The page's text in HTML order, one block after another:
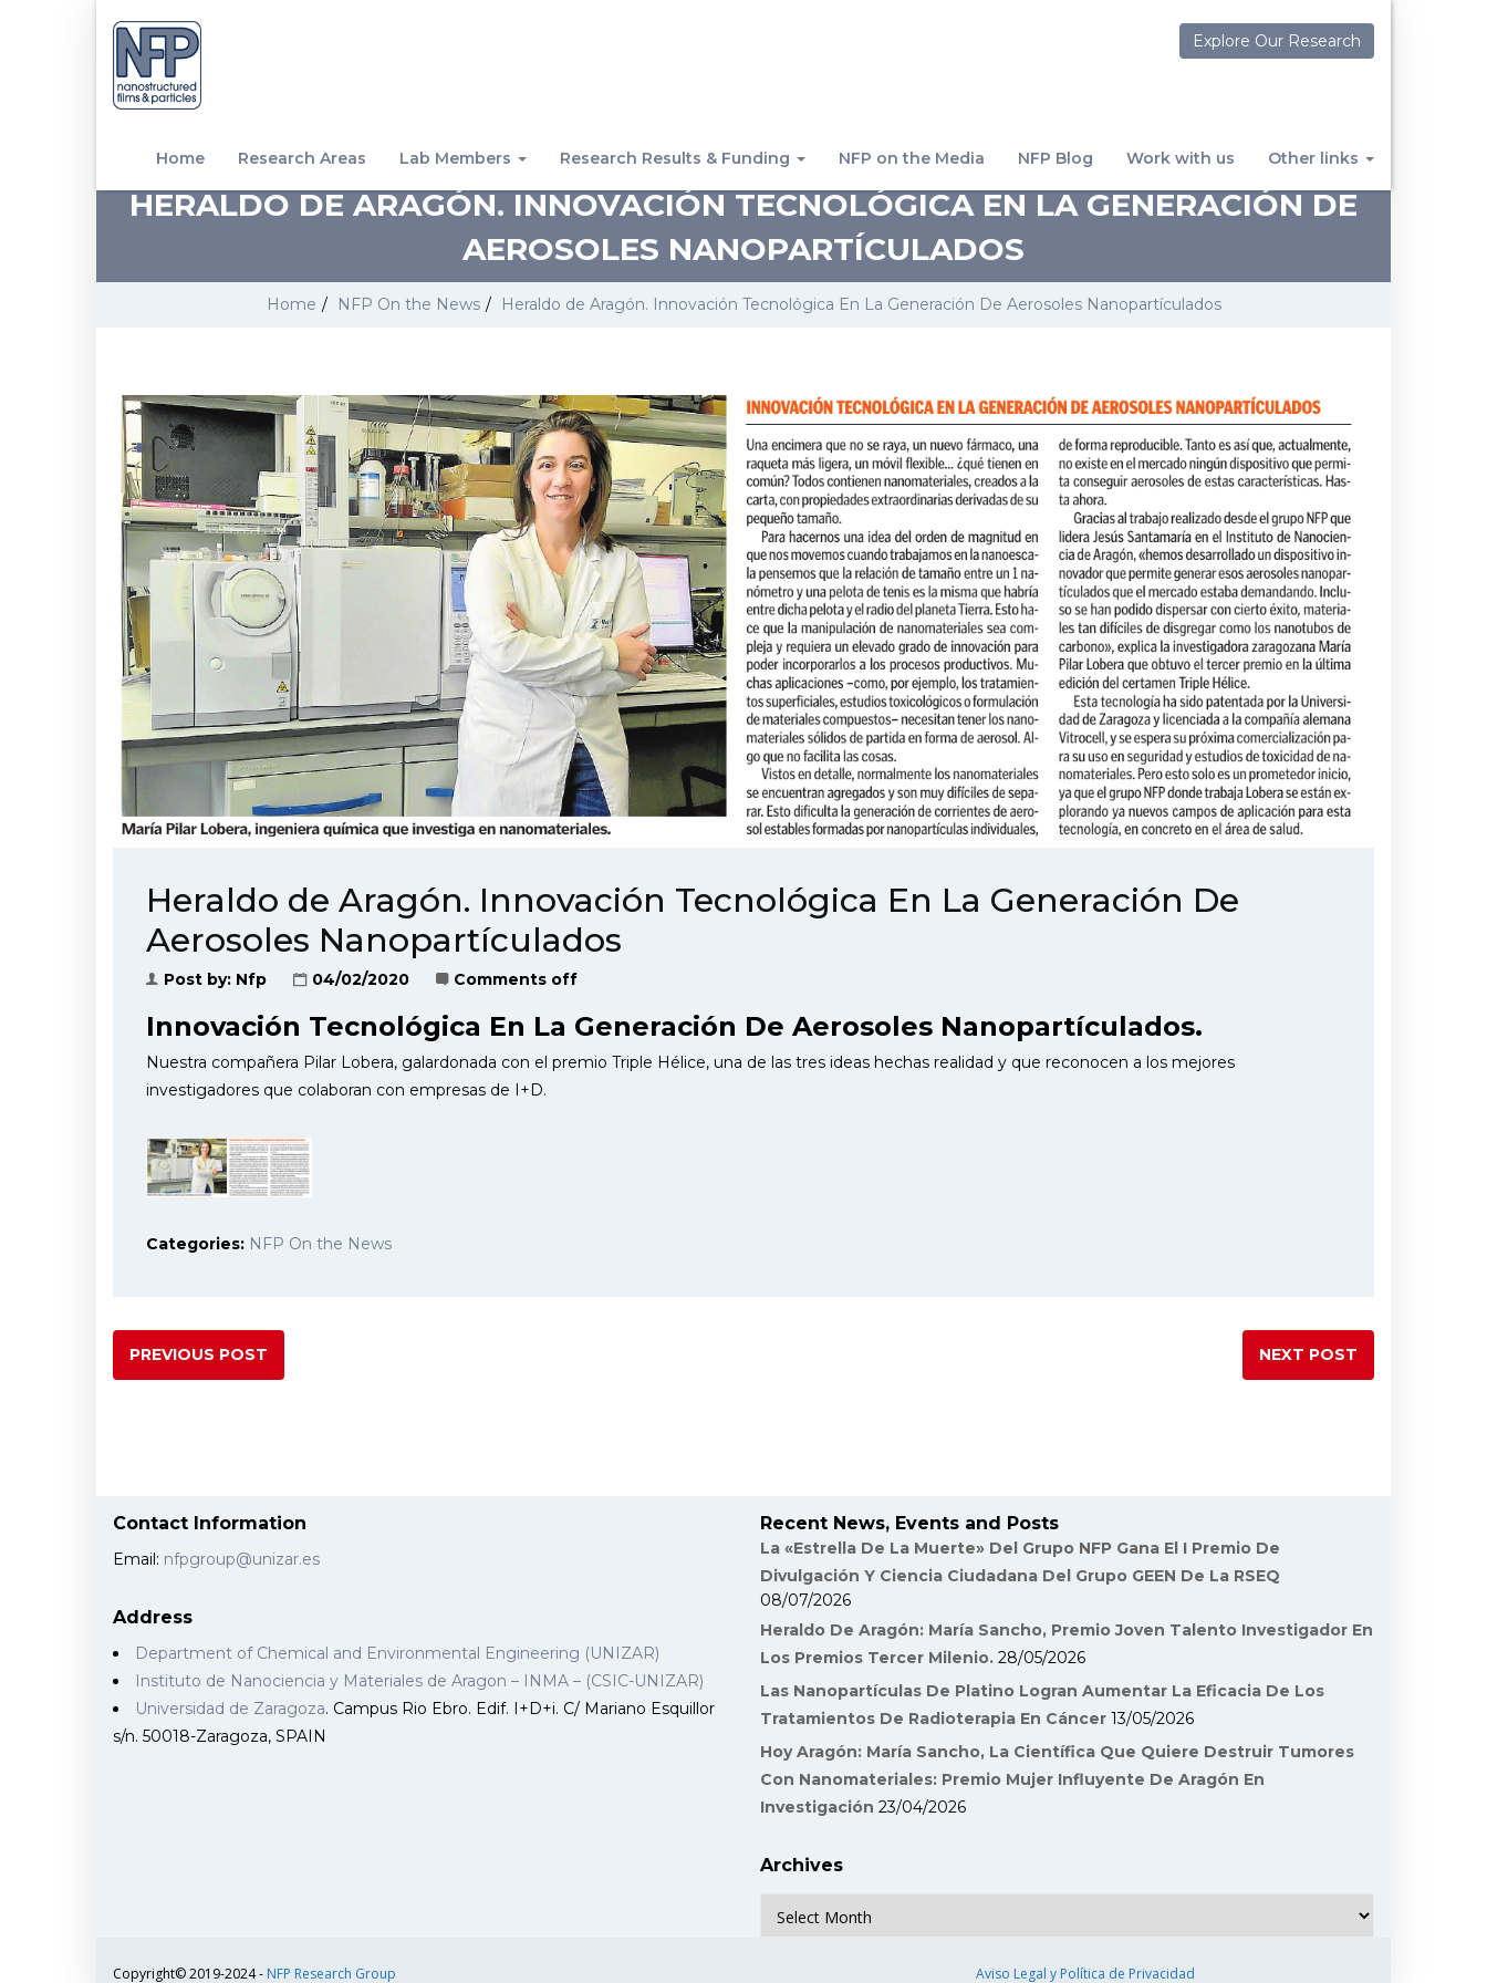
Explore Our Research
Home Research Areas Lab Members Research Results & Funding NFP on the Media NFP Blog Work with us Other links
HERALDO DE ARAGÓN. INNOVACIÓN TECNOLÓGICA EN LA GENERACIÓN DE
AEROSOLES NANOPARTÍCULADOS
Home / NFP On the News / Heraldo de Aragón. Innovación Tecnológica En La Generación De Aerosoles Nanopartículados
Heraldo de Aragón. Innovación Tecnológica En La Generación De
Aerosoles Nanopartículados
Post by: Nfp 04/02/2020 Comments off
Innovación Tecnológica En La Generación De Aerosoles Nanopartículados.
Nuestra compañera Pilar Lobera, galardonada con el premio Triple Hélice, una de las tres ideas hechas realidad y que reconocen a los mejores
investigadores que colaboran con empresas de I+D.
Categories: NFP On the News
PREVIOUS POST NEXT POST
Contact Information
Email: nfpgroup@unizar.es
Address
Department of Chemical and Environmental Engineering (UNIZAR)
Instituto de Nanociencia y Materiales de Aragon – INMA – (CSIC-UNIZAR)
Universidad de Zaragoza. Campus Rio Ebro. Edif. I+D+i. C/ Mariano Esquillor
s/n. 50018-Zaragoza, SPAIN
Recent News, Events and Posts
La «Estrella De La Muerte» Del Grupo NFP Gana El I Premio De
Divulgación Y Ciencia Ciudadana Del Grupo GEEN De La RSEQ
08/07/2026
Heraldo De Aragón: María Sancho, Premio Joven Talento Investigador En
Los Premios Tercer Milenio. 28/05/2026
Las Nanopartículas De Platino Logran Aumentar La Eficacia De Los
Tratamientos De Radioterapia En Cáncer 13/05/2026
Hoy Aragón: María Sancho, La Científica Que Quiere Destruir Tumores
Con Nanomateriales: Premio Mujer Influyente De Aragón En
Investigación 23/04/2026
Archives
Copyright© 2019-2024 - NFP Research Group Aviso Legal y Política de Privacidad